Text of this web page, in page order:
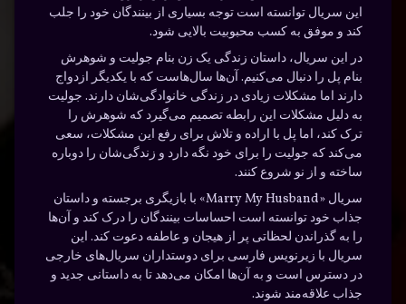
این سریال توانسته است توجه بسیاری از بینندگان خود را جلب
کند و موفق به کسب محبوبیت بالایی شود.
در این سریال، داستان زندگی یک زن بنام جولیت و شوهرش
بنام پل را دنبال می‌کنیم. آن‌ها سال‌هاست که با یکدیگر ازدواج
دارند اما مشکلات زیادی در زندگی خانوادگی‌شان دارند. جولیت
به دلیل مشکلات این رابطه تصمیم می‌گیرد که شوهرش را
ترک کند، اما پل با اراده و تلاش برای رفع این مشکلات، سعی
می‌کند که جولیت را برای خود نگه دارد و زندگی‌شان را دوباره
ساخته و از نو شروع کنند.
سریال «Marry My Husband» با بازیگری برجسته و داستان
جذاب خود توانسته است احساسات بینندگان را درک کند و آن‌ها
را به گذراندن لحظاتی پر از هیجان و عاطفه دعوت کند. این
سریال با زیرنویس فارسی برای دوستداران سریال‌های خارجی
در دسترس است و به آن‌ها امکان می‌دهد تا به داستانی جدید و
جذاب علاقه‌مند شوند.